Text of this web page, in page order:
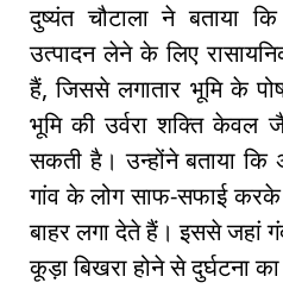
दुष्यंत चौटाला ने बताया
उत्पादन लेने के लिए
हैं, जिससे लगातार भूमि के
भूमि की उर्वरा शक्ति केवल
सकती है। उन्होंने बताया
गांव के लोग साफ-सफाई
बाहर लगा देते हैं। इससे जहां
कूड़ा बिखरा होने से दुर्घटना